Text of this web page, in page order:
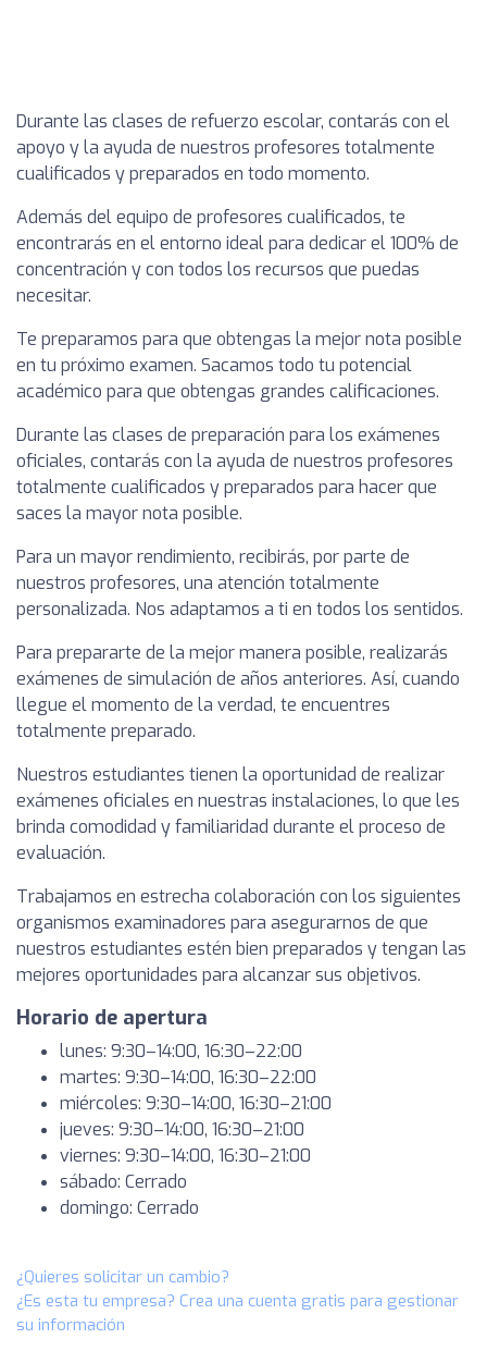
Durante las clases de refuerzo escolar, contarás con el
apoyo y la ayuda de nuestros profesores totalmente
cualificados y preparados en todo momento.
Además del equipo de profesores cualificados, te
encontrarás en el entorno ideal para dedicar el 100% de
concentración y con todos los recursos que puedas
necesitar.
Te preparamos para que obtengas la mejor nota posible
en tu próximo examen. Sacamos todo tu potencial
académico para que obtengas grandes calificaciones.
Durante las clases de preparación para los exámenes
oficiales, contarás con la ayuda de nuestros profesores
totalmente cualificados y preparados para hacer que
saces la mayor nota posible.
Para un mayor rendimiento, recibirás, por parte de
nuestros profesores, una atención totalmente
personalizada. Nos adaptamos a ti en todos los sentidos.
Para prepararte de la mejor manera posible, realizarás
exámenes de simulación de años anteriores. Así, cuando
llegue el momento de la verdad, te encuentres
totalmente preparado.
Nuestros estudiantes tienen la oportunidad de realizar
exámenes oficiales en nuestras instalaciones, lo que les
brinda comodidad y familiaridad durante el proceso de
evaluación.
Trabajamos en estrecha colaboración con los siguientes
organismos examinadores para asegurarnos de que
nuestros estudiantes estén bien preparados y tengan las
mejores oportunidades para alcanzar sus objetivos.
Horario de apertura
lunes: 9:30–14:00, 16:30–22:00
martes: 9:30–14:00, 16:30–22:00
miércoles: 9:30–14:00, 16:30–21:00
jueves: 9:30–14:00, 16:30–21:00
viernes: 9:30–14:00, 16:30–21:00
sábado: Cerrado
domingo: Cerrado
¿Quieres solicitar un cambio?
¿Es esta tu empresa? Crea una cuenta gratis para gestionar
su información